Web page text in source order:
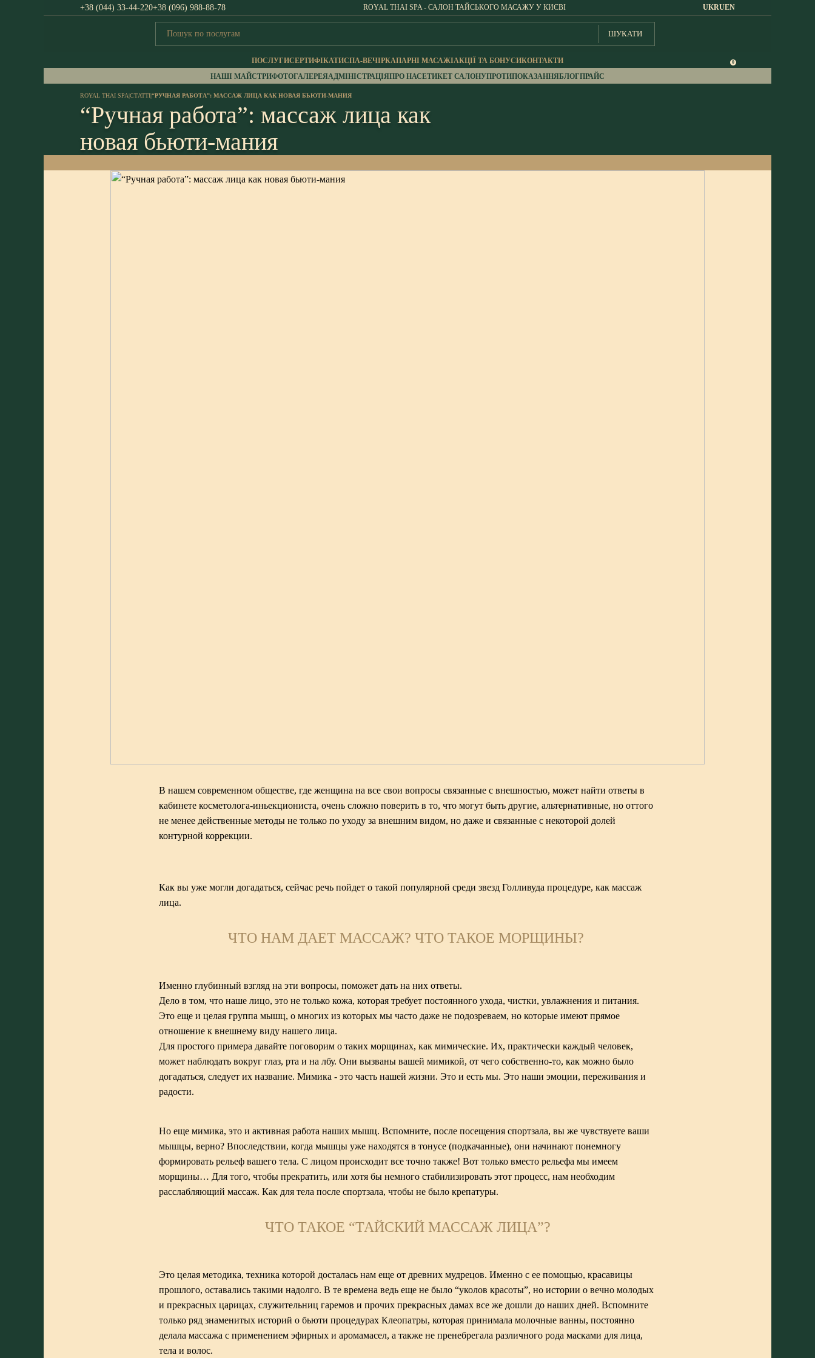
+38 (044) 33-44-220+38 (096) 988-88-78 ROYAL THAI SPA - САЛОН ТАЙСЬКОГО МАСАЖУ У КИЄВІ UKRUEN
ШУКАТИ
0
ПОСЛУГИСЕРТИФІКАТИСПА-ВЕЧІРКАПАРНІ МАСАЖІАКЦІЇ ТА БОНУСИКОНТАКТИ
НАШІ МАЙСТРИФОТОГАЛЕРЕЯАДМІНІСТРАЦІЯПРО НАСЕТИКЕТ САЛОНУПРОТИПОКАЗАННЯБЛОГПРАЙС
ROYAL THAI SPA|СТАТТІ|“РУЧНАЯ РАБОТА”: МАССАЖ ЛИЦА КАК НОВАЯ БЬЮТИ-МАНИЯ
“Ручная работа”: массаж лица как
новая бьюти-мания
В нашем современном обществе, где женщина на все свои вопросы связанные с внешностью, может найти ответы в
кабинете косметолога-иньекциониста, очень сложно поверить в то, что могут быть другие, альтернативные, но оттого
не менее действенные методы не только по уходу за внешним видом, но даже и связанные с некоторой долей
контурной коррекции.
Как вы уже могли догадаться, сейчас речь пойдет о такой популярной среди звезд Голливуда процедуре, как массаж
лица.
ЧТО НАМ ДАЕТ МАССАЖ? ЧТО ТАКОЕ МОРЩИНЫ?
Именно глубинный взгляд на эти вопросы, поможет дать на них ответы.
Дело в том, что наше лицо, это не только кожа, которая требует постоянного ухода, чистки, увлажнения и питания.
Это еще и целая группа мышц, о многих из которых мы часто даже не подозреваем, но которые имеют прямое
отношение к внешнему виду нашего лица.
Для простого примера давайте поговорим о таких морщинах, как мимические. Их, практически каждый человек,
может наблюдать вокруг глаз, рта и на лбу. Они вызваны вашей мимикой, от чего собственно-то, как можно было
догадаться, следует их название. Мимика - это часть нашей жизни. Это и есть мы. Это наши эмоции, переживания и
радости.
Но еще мимика, это и активная работа наших мышц. Вспомните, после посещения спортзала, вы же чувствуете ваши
мышцы, верно? Впоследствии, когда мышцы уже находятся в тонусе (подкачанные), они начинают понемногу
формировать рельеф вашего тела. С лицом происходит все точно также! Вот только вместо рельефа мы имеем
морщины… Для того, чтобы прекратить, или хотя бы немного стабилизировать этот процесс, нам необходим
расслабляющий массаж. Как для тела после спортзала, чтобы не было крепатуры.
ЧТО ТАКОЕ “ТАЙСКИЙ МАССАЖ ЛИЦА”?
Это целая методика, техника которой досталась нам еще от древних мудрецов. Именно с ее помощью, красавицы
прошлого, оставались такими надолго. В те времена ведь еще не было “уколов красоты”, но истории о вечно молодых
и прекрасных царицах, служительниц гаремов и прочих прекрасных дамах все же дошли до наших дней. Вспомните
только ряд знаменитых историй о бьюти процедурах Клеопатры, которая принимала молочные ванны, постоянно
делала массажа с применением эфирных и аромамасел, а также не пренебрегала различного рода масками для лица,
тела и волос.